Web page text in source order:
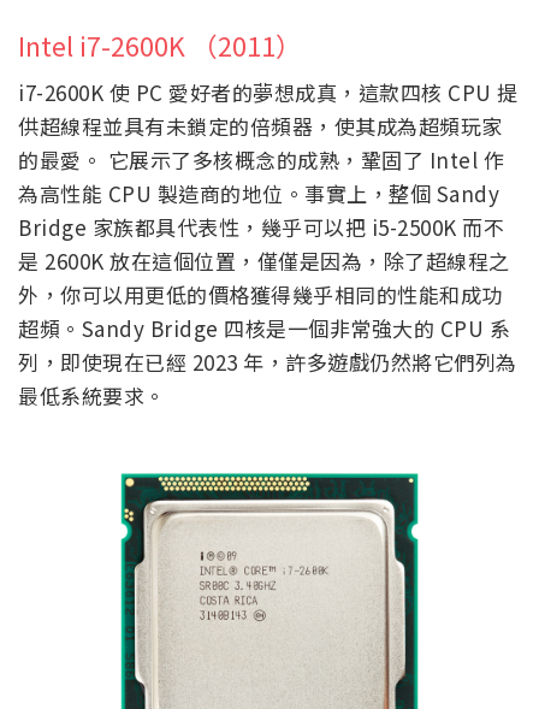
Intel i7-2600K （2011）
i7-2600K 使 PC 愛好者的夢想成真，這款四核 CPU 提
供超線程並具有未鎖定的倍頻器，使其成為超頻玩家
的最愛。 它展示了多核概念的成熟，鞏固了 Intel 作
為高性能 CPU 製造商的地位。事實上，整個 Sandy
Bridge 家族都具代表性，幾乎可以把 i5-2500K 而不
是 2600K 放在這個位置，僅僅是因為，除了超線程之
外，你可以用更低的價格獲得幾乎相同的性能和成功
超頻。Sandy Bridge 四核是一個非常強大的 CPU 系
列，即使現在已經 2023 年，許多遊戲仍然將它們列為
最低系統要求。